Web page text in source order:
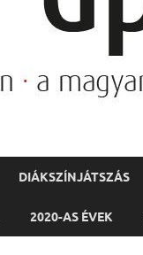
DIÁKSZÍNJÁTSZÁS
2020-AS ÉVEK